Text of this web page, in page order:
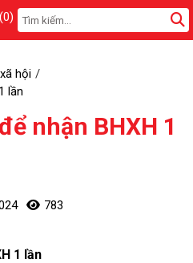
(0)
hội
lần
nhận BHXH 1
783
1 lần